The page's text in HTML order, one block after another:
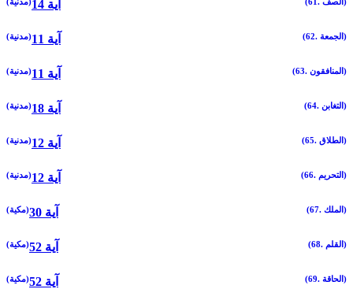
14 آية
(62. الجمعة) (مدنية) 11 آية
(63. المنافقون) (مدنية) 11 آية
(64. التغابن) (مدنية) 18 آية
(65. الطلاق) (مدنية) 12 آية
(66. التحريم) (مدنية) 12 آية
(67. الملك) (مكية) 30 آية
(68. القلم) (مكية) 52 آية
(69. الحاقة) (مكية) 52 آية